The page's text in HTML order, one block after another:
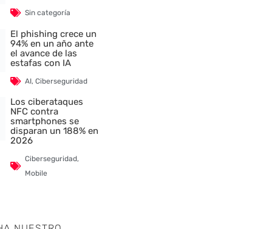
Sin categoría
El phishing crece un
94% en un año ante
el avance de las
estafas con IA
AI,Ciberseguridad
Los ciberataques
NFC contra
smartphones se
disparan un 188% en
2026
Ciberseguridad,
Mobile